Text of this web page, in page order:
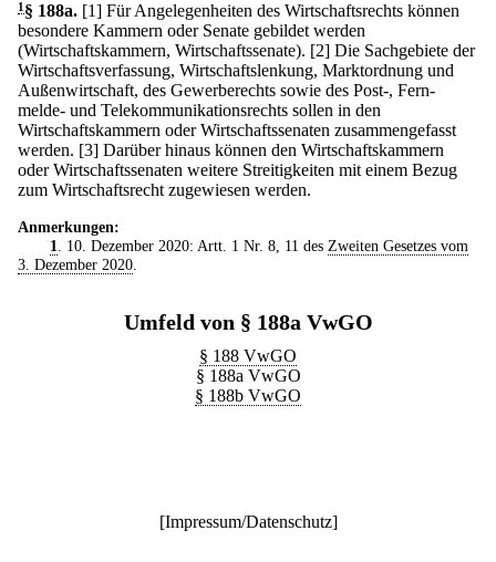
1 § 188a. [1] Für Angelegenheiten des Wirtschaftsrechts können
besondere Kammern oder Senate gebildet werden
(Wirtschaftskammern, Wirtschaftssenate). [2] Die Sachgebiete der
Wirtschaftsverfassung, Wirtschaftslenkung, Marktordnung und
Außenwirtschaft, des Gewerberechts sowie des Post-, Fern-
melde- und Telekommunikationsrechts sollen in den
Wirtschaftskammern oder Wirtschaftssenaten zusammengefasst
werden. [3] Darüber hinaus können den Wirtschaftskammern
oder Wirtschaftssenaten weitere Streitigkeiten mit einem Bezug
zum Wirtschaftsrecht zugewiesen werden.
Anmerkungen:
1
. 10. Dezember 2020: Artt. 1 Nr. 8, 11 des Zweiten Gesetzes vom
3. Dezember 2020
Umfeld von § 188a VwGO
§ 188 VwGO
§ 188a VwGO
§ 188b VwGO
[Impressum/Datenschutz]